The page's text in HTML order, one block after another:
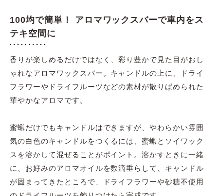
100均で簡単！ アロマワックスバーで車内をス
テキ空間に
香りが楽しめるだけではなく、彩り豊かで見た目がおし
ゃれなアロマワックスバー。キャンドルの上に、ドライ
フラワーやドライフルーツなどの素材が散りばめられた
華やかなアロマです。
蜜蝋だけでもキャンドルはできますが、やわらかい雰囲
気の白色のキャンドルをつくるには、蜜蝋とソイワック
スを溶かして混ぜることがポイント。溶かすときに一緒
に、お好みのアロマオイルを数滴垂らして、キャンドル
が固まってきたところで、ドライフラワーや砂糖不使用